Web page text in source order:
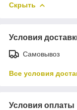
Скрыть
Условия
Самовывоз
Все условия
Условия оплаты